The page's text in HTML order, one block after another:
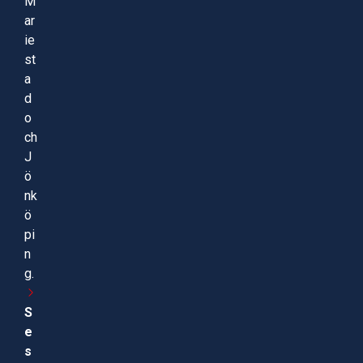
ar
ie
st
a
d
o
ch
J
ö
nk
ö
pi
n
g.
S
e
s